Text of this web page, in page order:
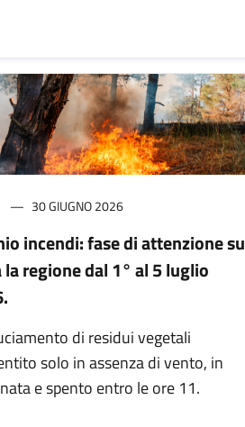
30 GIUGNO 2026
incendi: fase di attenzione su
regione dal 1° al 5 luglio
di residui vegetali
solo in assenza di vento, in
e spento entro le ore 11.